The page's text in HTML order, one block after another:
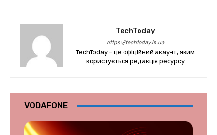
TechToday
https://techtoday.in.ua
TechToday – це офіційний акаунт, яким
користується редакція ресурсу
VODAFONE